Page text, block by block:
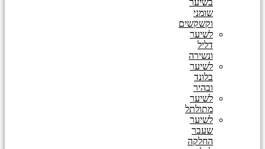
בשיער
שומני
וקשקשים
לשיער
דליל
ונשירה
לשיער
בלונד
ובהיר
לשיער
מתולתל
לשיער
שעבר
החלקה